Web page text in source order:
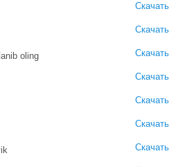
Скачать
Скачать
oling Скачать
Скачать
Скачать
Скачать
Скачать